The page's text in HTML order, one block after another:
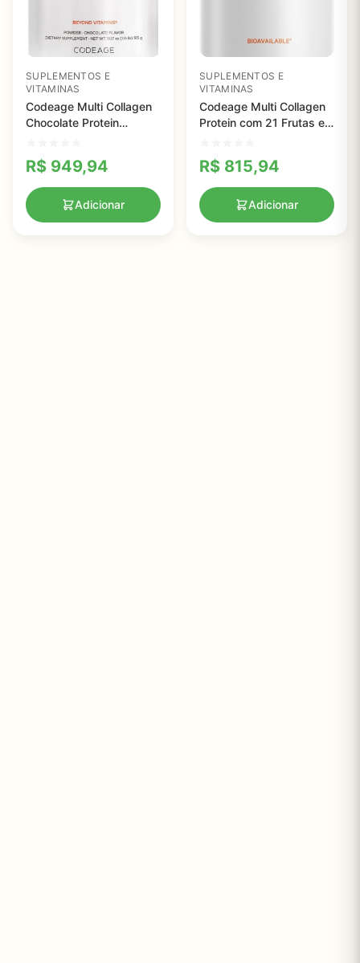
SUPLEMENTOS E
VITAMINAS
Codeage Multi Collagen
Chocolate Protein
Saúde da Pele e Ossos
R$ 949,94
Adicionar
SUPLEMENTOS E
VITAMINAS
Codeage Multi Collagen
Protein com 21 Frutas e
Articular
R$ 815,94
Adicionar